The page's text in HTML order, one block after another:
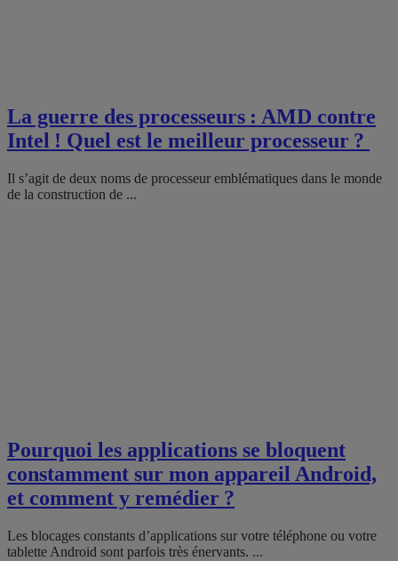
La guerre des processeurs : AMD contre
Intel ! Quel est le meilleur processeur ?
Il s’agit de deux noms de processeur emblématiques dans le monde
de la construction de ...
Pourquoi les applications se bloquent
constamment sur mon appareil Android,
et comment y remédier ?
Les blocages constants d’applications sur votre téléphone ou votre
tablette Android sont parfois très énervants. ...